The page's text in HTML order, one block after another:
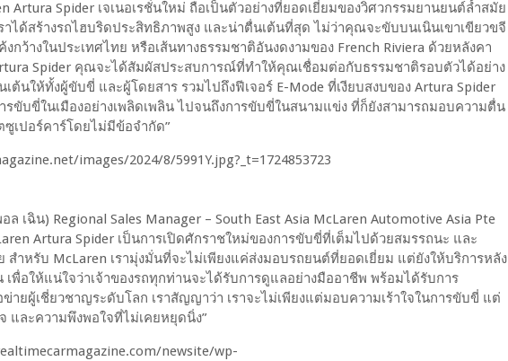
Artura Spider เจเนอเรชั่นใหม่ ถือเป็นตัวอย่างที่ยอดเยี่ยมของวิศวกรรมยานยนต์ล้ำสมัย
าได้สร้างรถไฮบริดประสิทธิภาพสูง และน่าตื่นเต้นที่สุด ไม่ว่าคุณจะขับบนเนินเขาเขียวขจี
งกว้างในประเทศไทย หรือเส้นทางธรรมชาติอันงดงามของ French Riviera ด้วยหลังคา
Spider คุณจะได้สัมผัสประสบการณ์ที่ทำให้คุณเชื่อมต่อกับธรรมชาติรอบตัวได้อย่าง
ต้นให้ทั้งผู้ขับขี่ และผู้โดยสาร รวมไปถึงฟีเจอร์ E-Mode ที่เงียบสงบของ Artura Spider
รขับขี่ในเมืองอย่างเพลิดเพลิน ไปจนถึงการขับขี่ในสนามแข่ง ที่ก็ยังสามารถมอบความตื่น
เปอร์คาร์โดยไม่มีข้อจำกัด”
ล เฉิน) Regional Sales Manager – South East Asia McLaren Automotive Asia Pte
Artura Spider เป็นการเปิดศักราชใหม่ของการขับขี่ที่เต็มไปด้วยสมรรถนะ และ
สำหรับ McLaren เรามุ่งมั่นที่จะไม่เพียงแค่ส่งมอบรถยนต์ที่ยอดเยี่ยม แต่ยังให้บริการหลัง
เพื่อให้แน่ใจว่าเจ้าของรถทุกท่านจะได้รับการดูแลอย่างมืออาชีพ พร้อมได้รับการ
ายผู้เชี่ยวชาญระดับโลก เราสัญญาว่า เราจะไม่เพียงแต่มอบความเร้าใจในการขับขี่ แต่
และความพึงพอใจที่ไม่เคยหยุดนิ่ง”